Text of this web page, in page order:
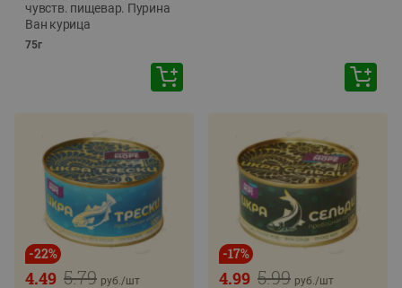
чувств. пищевар. Пурина
Ван курица
75г
-22%
5.79
4.49 руб./шт
-17%
5.99
4.99 руб./шт